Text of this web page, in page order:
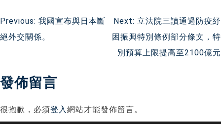
文
導
覽
Previous: 我國宣布與日本斷
絕外交關係。
Next: 立法院三讀通過防疫紓
困振興特別條例部分條文，特
別預算上限提高至2100億元
發佈留言
很抱歉，必須登入網站才能發佈留言。